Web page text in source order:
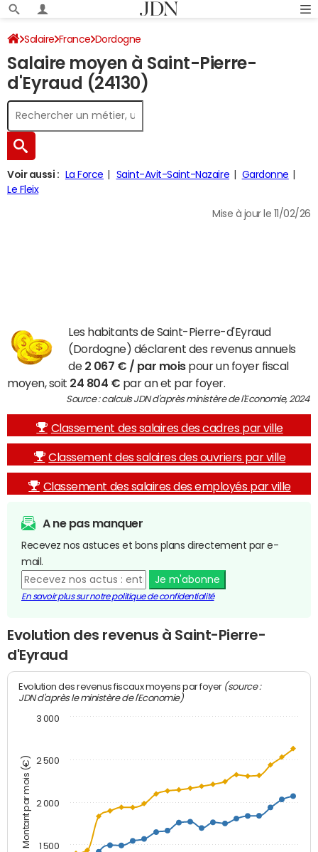
Salaire France Dordogne
Salaire moyen à Saint-Pierre-
d'Eyraud (24130)
Voir aussi : La Force Saint-Avit-Saint-Nazaire
Gardonne
Le Fleix
Mise à jour le 11/02/26
Les habitants de Saint-Pierre-d'Eyraud
(Dordogne) déclarent des revenus annuels
de 2 067 € / par moispour un foyer fiscal
moyen, soit 24 804 € par an et par foyer.
Source : calculs JDN d'après ministère de l'Economie, 2024
Classement des salaires des cadres par ville
Classement des salaires des ouvriers par ville
Classement des salaires des employés par ville
A ne pas manquer
Recevez nos astuces et bons plans directement par e-
mail.
Je m'abonne
En savoir plus sur notre politique de confidentialité
Evolution des revenus à Saint-Pierre-
d'Eyraud
Montant par mois (€)
Evolution des revenus fiscaux moyens par foyer (source :
JDN d'après le ministère de l'Economie)
1 500
2 000
2 500
3 000